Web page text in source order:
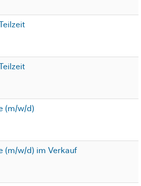
(m/w/d)
(m/w/d) im Verkauf